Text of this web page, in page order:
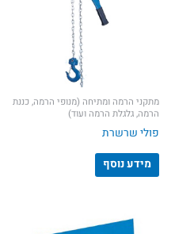
מתקני הרמה ומתיחה (מנופי הרמה, כננת
הרמה, גלגלת הרמה ועוד)
פולי שרשרת
מידע נוסף